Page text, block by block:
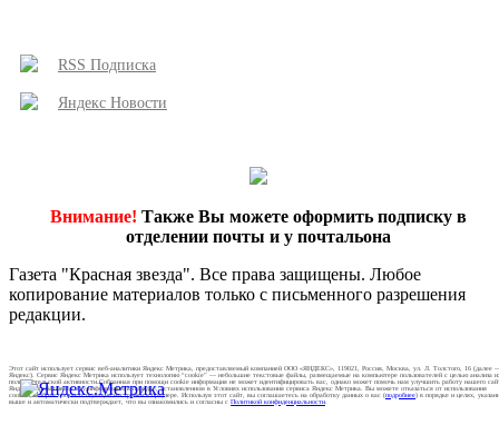
RSS Подписка
Яндекс Новости
Внимание! Также Вы можете оформить подписку в
отделении почты и у почтальона
Газета "Красная звезда". Все права защищены. Любое
копирование материалов только с письменного разрешения
редакции.
Этот сайт использует сервис веб-аналитики Яндекс Метрика, предоставляемый компанией ООО «ЯНДЕКС», 119021, Россия, Москва, ул. Л. Толстого, 16 (далее
Яндекс). Сервис Яндекс Метрика использует технологию “cookie” — небольшие текстовые файлы, размещаемые на компьютере пользователей с целью анализа
пользовательской активности.Собранная при помощи cookie информация не может идентифицировать вас, однако может помочь нам улучшить работу нашего
Яндекс обрабатывает эту информацию в порядке, установленном в Условиях использования сервиса Яндекс Метрика. Вы можете отказаться от использования
cookies, выбрав соответствующие настройки в браузере. Используя этот сайт, вы соглашаетесь на обработку данных о вас (подробнее) в порядке и целях,
выше и автоматически подтверждает, что вы ознакомились и согласны с Политикой конфиденциальности